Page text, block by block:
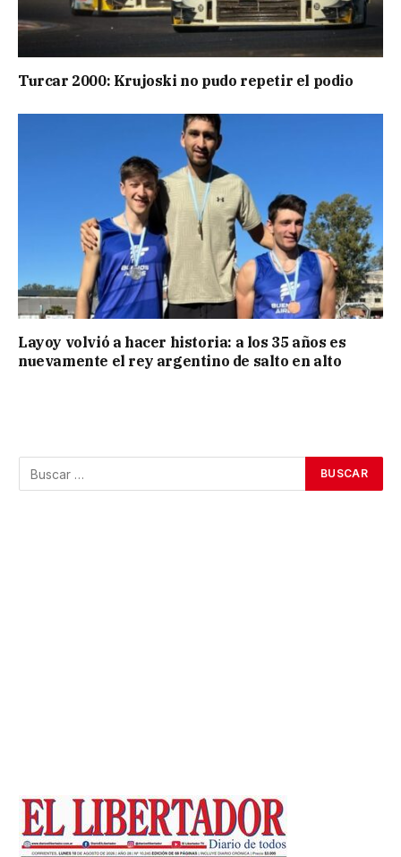
Turcar 2000: Krujoski no pudo repetir el podio
Layoy volvió a hacer historia: a los 35 años es
nuevamente el rey argentino de salto en alto